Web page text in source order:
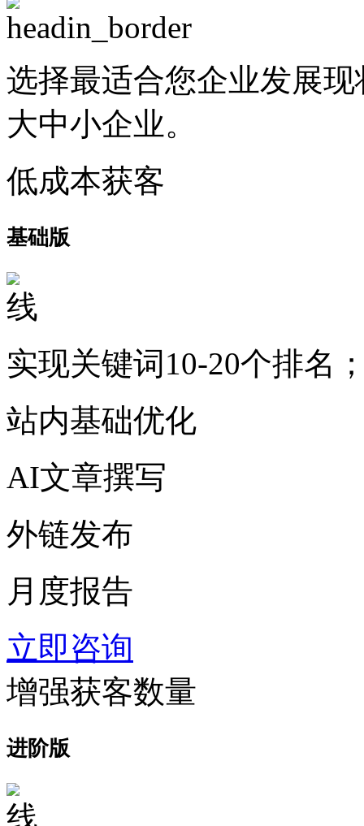
选择最适合您企业发展
大中小企业。
低成本获客
基础版
实现关键词10-20个排名
站内基础优化
AI文章撰写
外链发布
月度报告
立即咨询
增强获客数量
进阶版